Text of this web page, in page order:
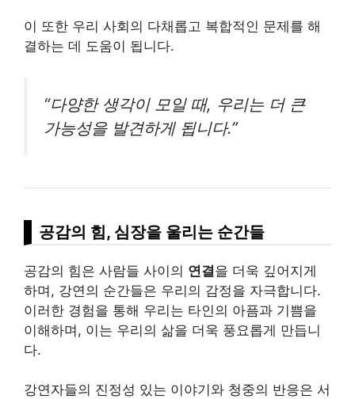
이 또한 우리 사회의 다채롭고 복합적인 문제를 해
결하는 데 도움이 됩니다.
“다양한 생각이 모일 때, 우리는 더 큰
가능성을 발견하게 됩니다.”
공감의 힘, 심장을 울리는 순간들
공감의 힘은 사람들 사이의 연결을 더욱 깊어지게
하며, 강연의 순간들은 우리의 감정을 자극합니다.
이러한 경험을 통해 우리는 타인의 아픔과 기쁨을
이해하며, 이는 우리의 삶을 더욱 풍요롭게 만듭니
다.
강연자들의 진정성 있는 이야기와 청중의 반응은 서